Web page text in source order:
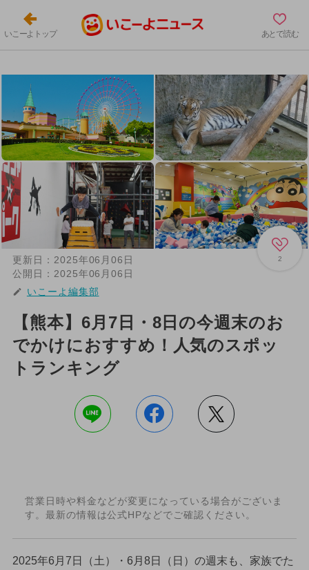
いこーよトップ あとで読む
2
更新日： 2025年06月06日
公開日： 2025年06月06日
いこーよ編集部
【熊本】6月7日・8日の今週末のお
でかけにおすすめ！人気のスポッ
トランキング
営業日時や料金などが変更になっている場合がございま
す。最新の情報は公式HPなどでご確認ください。
2025年6月7日（土）・6月8日（日）の週末も、家族でた